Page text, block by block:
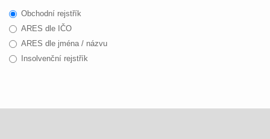
Obchodní rejstřík
ARES dle IČO
ARES dle jména / názvu
Insolvenční rejstřík